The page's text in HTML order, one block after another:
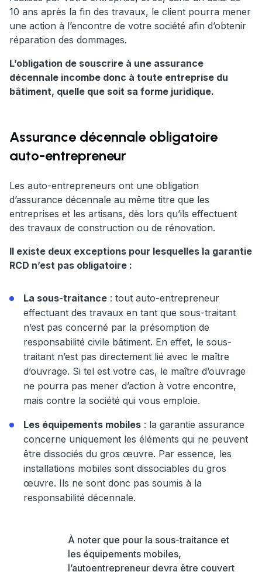
10 ans après la fin des travaux, le client pourra mener
une action à l’encontre de votre société afin d’obtenir
réparation des dommages.
L’obligation de souscrire à une assurance
décennale incombe donc à toute entreprise du
bâtiment, quelle que soit sa forme juridique.
Assurance décennale obligatoire
auto-entrepreneur
Les auto-entrepreneurs ont une obligation
d’assurance décennale au même titre que les
entreprises et les artisans, dès lors qu’ils effectuent
des travaux de construction ou de rénovation.
Il existe deux exceptions pour lesquelles la garantie
RCD n’est pas obligatoire :
La sous-traitance : tout auto-entrepreneur
effectuant des travaux en tant que sous-traitant
n’est pas concerné par la présomption de
responsabilité civile bâtiment. En effet, le sous-
traitant n’est pas directement lié avec le maître
d’ouvrage. Si tel est votre cas, le maître d’ouvrage
ne pourra pas mener d’action à votre encontre,
mais contre la société qui vous emploie.
Les équipements mobiles : la garantie assurance
concerne uniquement les éléments qui ne peuvent
être dissociés du gros œuvre. Par essence, les
installations mobiles sont dissociables du gros
œuvre. Ils ne sont donc pas soumis à la
responsabilité décennale.
À noter que pour la sous-traitance et
les équipements mobiles,
l’autoentrepreneur devra être couvert